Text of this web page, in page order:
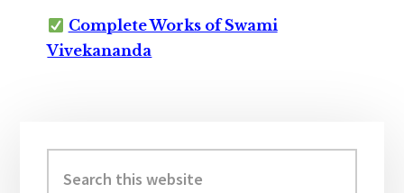
Complete Works of Swami
Vivekananda
Sidebar
this